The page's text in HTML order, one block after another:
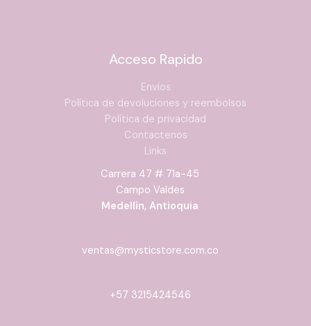
Acceso Rapido
Envios
Política de devoluciones y reembolsos
Política de privacidad
Contactenos
Links
Carrera 47 # 71a-45
Campo Valdes
Medellín, Antioquia
ventas@mysticstore.com.co
+57 3215424546